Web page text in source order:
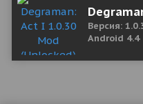
Версия:
Android 4.4